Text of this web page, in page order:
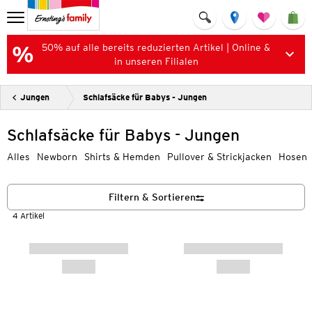
50% auf alle bereits reduzierten Artikel | Online &
in unseren Filialen
Jungen Schlafsäcke für Babys - Jungen
Schlafsäcke für Babys - Jungen
Alles Newborn Shirts & Hemden Pullover & Strickjacken Hosen
4 Artikel
Filtern & Sortieren